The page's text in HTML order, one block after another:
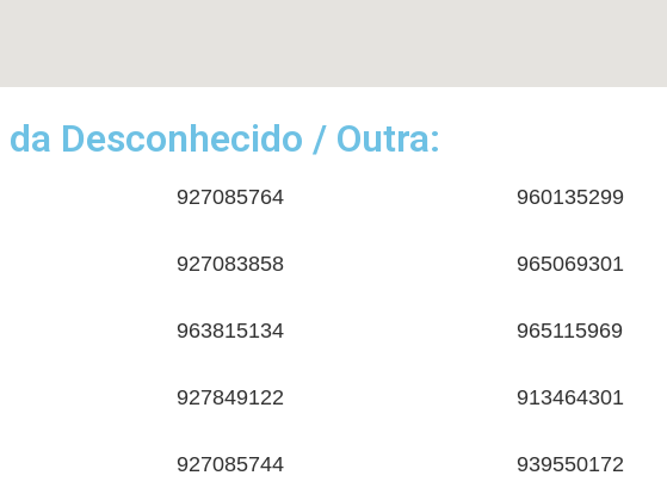
Desconhecido / Outra:
927085764 960135299
927083858 965069301
963815134 965115969
927849122 913464301
927085744 939550172